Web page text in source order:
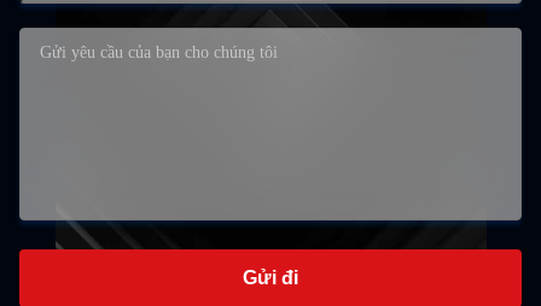
Gửi đi